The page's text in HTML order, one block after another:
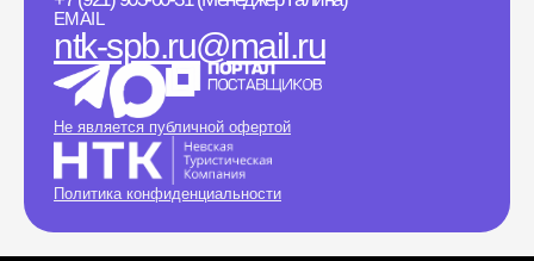
EMAIL
ntk-spb.ru@mail.ru
Не является публичной офертой
Политика конфиденциальности